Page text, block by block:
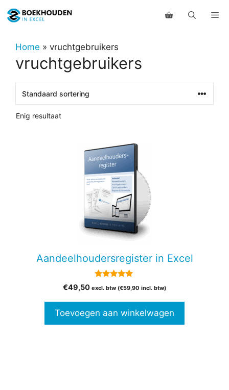
naar
inhoudHome » vruchtgebruikers
vruchtgebruikers
Enig resultaat
Aandeelhoudersregister in Excel
van 5
€49,50 excl. btw (€59,90 incl. btw)
Toevoegen aan winkelwagen